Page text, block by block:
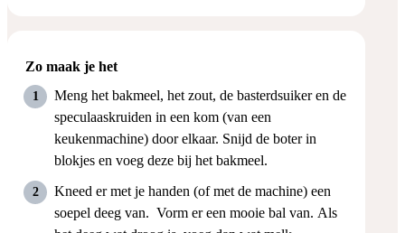
Zo maak je het
Meng het bakmeel, het zout, de basterdsuiker en de
speculaaskruiden in een kom (van een
keukenmachine) door elkaar. Snijd de boter in
blokjes en voeg deze bij het bakmeel.
Kneed er met je handen (of met de machine) een
soepel deeg van. Vorm er een mooie bal van. Als